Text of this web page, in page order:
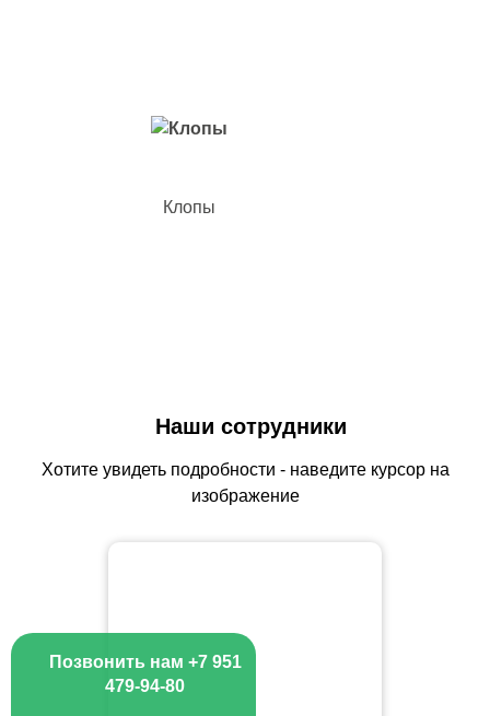
Клопы
Наши сотрудники
Хотите увидеть подробности - наведите курсор на
изображение
Позвонить нам +7 951
479-94-80